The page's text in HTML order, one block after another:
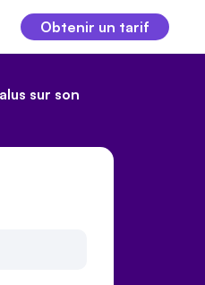
Obtenir un tarif
sur son